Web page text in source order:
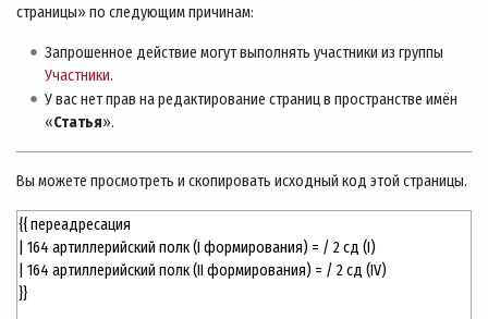
страницы» по следующим причинам:
Запрошенное действие могут выполнять участники из группы
Участники.
У вас нет прав на редактирование страниц в пространстве имён
«Статья».
Вы можете просмотреть и скопировать исходный код этой страницы.